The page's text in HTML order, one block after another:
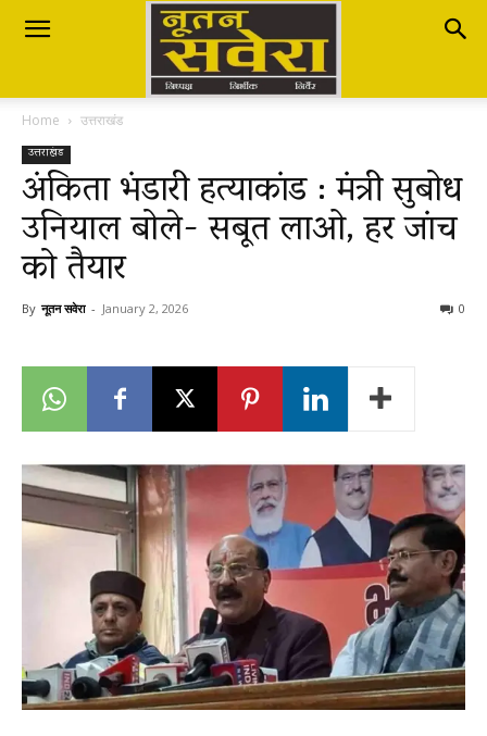
Nutan
Savera
नूतन
सवेरा
Breaking
Home उत्तराखंड
उत्तराखंड
अंकिता भंडारी हत्याकांड : मंत्री सुबोध
उनियाल बोले- सबूत लाओ, हर जांच
को तैयार
By नूतन सवेरा - January 2, 2026 0